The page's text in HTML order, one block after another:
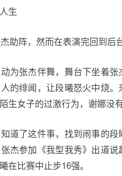
生
助阵，然而在表演完回到后
为张杰伴舞，舞台下坐着
的绯闻，让段曦怒火中烧
生女子的过激行为，谢娜没
道了这件事，找到闹事的
杰参加《我型我秀》出道
在比赛中止步16强。